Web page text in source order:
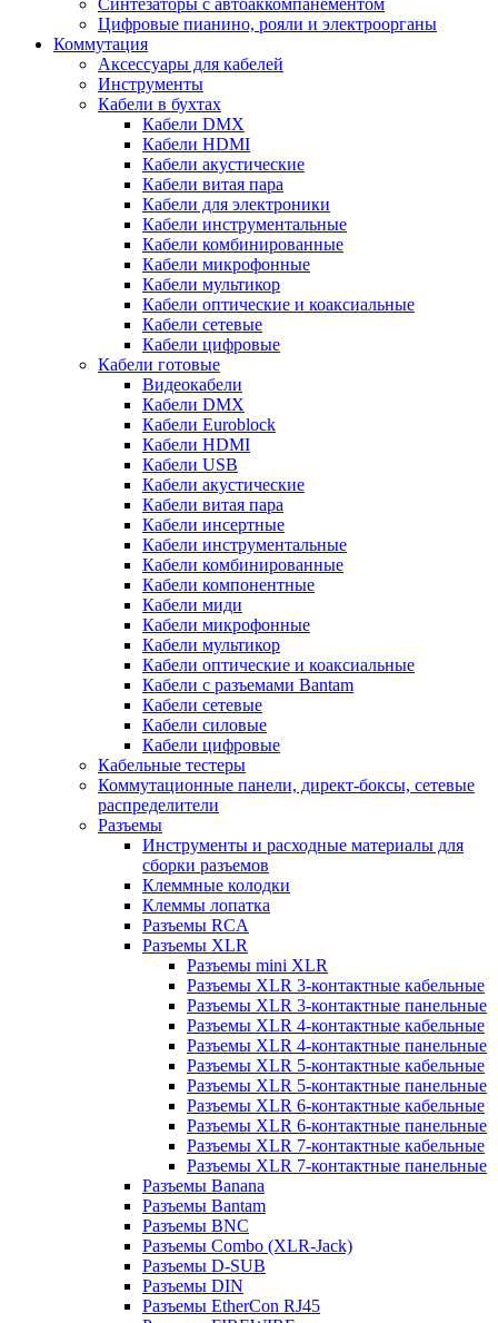
Синтезаторы с автоаккомпанементом
Цифровые пианино, рояли и электроорганы
Коммутация
Аксессуары для кабелей
Инструменты
Кабели в бухтах
Кабели DMX
Кабели HDMI
Кабели акустические
Кабели витая пара
Кабели для электроники
Кабели инструментальные
Кабели комбинированные
Кабели микрофонные
Кабели мультикор
Кабели оптические и коаксиальные
Кабели сетевые
Кабели цифровые
Кабели готовые
Видеокабели
Кабели DMX
Кабели Euroblock
Кабели HDMI
Кабели USB
Кабели акустические
Кабели витая пара
Кабели инсертные
Кабели инструментальные
Кабели комбинированные
Кабели компонентные
Кабели миди
Кабели микрофонные
Кабели мультикор
Кабели оптические и коаксиальные
Кабели с разъемами Bantam
Кабели сетевые
Кабели силовые
Кабели цифровые
Кабельные тестеры
Коммутационные панели, директ-боксы, сетевые
распределители
Разъемы
Инструменты и расходные материалы для
сборки разъемов
Клеммные колодки
Клеммы лопатка
Разъемы RCA
Разъемы XLR
Разъемы mini XLR
Разъемы XLR 3-контактные кабельные
Разъемы XLR 3-контактные панельные
Разъемы XLR 4-контактные кабельные
Разъемы XLR 4-контактные панельные
Разъемы XLR 5-контактные кабельные
Разъемы XLR 5-контактные панельные
Разъемы XLR 6-контактные кабельные
Разъемы XLR 6-контактные панельные
Разъемы XLR 7-контактные кабельные
Разъемы XLR 7-контактные панельные
Разъемы Banana
Разъемы Bantam
Разъемы BNC
Разъемы Combo (XLR-Jack)
Разъемы D-SUB
Разъемы DIN
Разъемы EtherCon RJ45